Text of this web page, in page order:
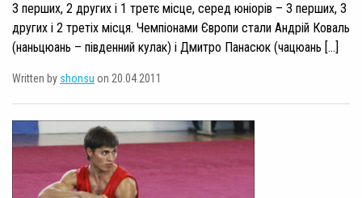
3 перших, 2 других і 1 третє місце, серед юніорів – 3 перших, 3
других і 2 третіх місця. Чемпіонами Європи стали Андрій Коваль
(наньцюань – південний кулак) і Дмитро Панасюк (чацюань […]
Written by shonsu on 20.04.2011